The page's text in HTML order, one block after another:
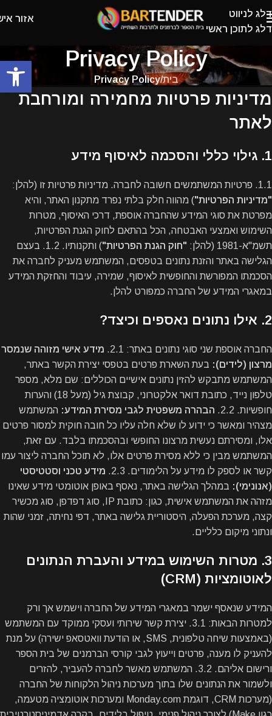
דלג לניווט
דלג לתוכן ראשי
אזור
Privacy Policy
בית/
Privacy Policy
מדיניות פרטיות מחמירה ומורחבת
לאתר
1. גילוי כללי והסכמה לאיסוף מידע
1.1. פרטיות המשתמשים חשובה לחברה. מדיניות פרטיות זו (להלן:
"מדיניות הפרטיות") מהווה חלק בלתי נפרד מתקנון האתר, והיא
מפרטת את סוגי המידע שהחברה אוספת, דרכי האיסוף, מטרות
השימוש ואמצעי האבטחה, הכל בהתאם לחוק הגנת הפרטיות,
תשמ"א-1981 (להלן:
"חוק הגנת הפרטיות"
) ותקנותיו. 1.2. בעצם
הגלישה באתר והזנת נתונים בטפסים, המשתמש מעניק לחברה את
הסכמתו המפורשת והחופשית לאיסוף, שמירה, עיבוד והחזקת המידע
במאגרי המידע של החברה כמפורט להלן.
2. אילו נתונים נאספים וכיצד?
החברה אוספת שני סוגי נתונים באתר: 2.1.
מידע אישי מזוהה שנמסר
מרצון (לידים): בעת השארת פרטים בטפסי יצירת הקשר באתר,
המשתמש מתבקש להזין נתונים אישיים הכוללים: שם מלא, מספר
טלפון נייד, כתובת דואר אלקטרוני, קבוצת גיל (מעל 18) והערות
חופשיות. 2.2.
הבהרה משפטית לגבי מסירת המידע: המשתמש
מצהיר ומאשר כי ידוע לו שלא חלה עליו כל חובה חוקית למסור פרטים
אלו, ומסירתם נעשית מרצונו החופשי ובהסכמתו בלבד. עם זאת,
המשתמש מבין כי ללא מסירת פרטים אלו, לא תוכל החברה ליצור עמו
קשר או לספק לו מידע על הלימודים. 2.3.
מידע טכני וסטטיסטי
(אנונימי): במהלך הגלישה באתר, נאסף באופן אוטומטי מידע שאינו
מזהה את המשתמש אישית, כגון: כתובת IP, סוג דפדפן, סוג מכשיר
קצה, מערכת הפעלה, היסטוריית גלישה באתר, דפי נחיתה, זמני שהות
ונתוני מיקום כלליים.
3. מטרות השימוש במידע והעברת הנתונים
לאוטומציות (CRM)
המידע שנאסף ישמר במאגרי המידע של החברה וישמש אך ורק
למטרות הבאות: 3.1. יצירת קשר שירותי ועסקי ממוקד עם המשתמש
(באמצעות שיחה טלפונית, SMS, או הודעת וואטסאפ ישירה) על מנת
להעניק לו מענה, פרטים וייעוץ לגבי קורסי הברמנים של בית הספר
ורישום אליהם. 3.2. המשתמש מאשר לחברה להעביר, להזרים
ולשמור את הנתונים שלו בתוך מערכות ניהול הלקוחות של החברה
(מערכות CRM, דוגמת Monday.com ומערכות אוטומציה מטעמה,